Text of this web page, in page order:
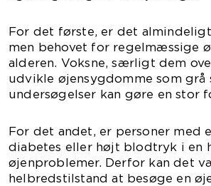
For det første, er det
men behovet for regelmæssige
alderen. Voksne, særligt dem
udvikle øjensygdomme som
undersøgelser kan gøre en stor
For det andet, er personer med
diabetes eller højt blodtryk i en
øjenproblemer. Derfor kan det
helbredstilstand at besøge en